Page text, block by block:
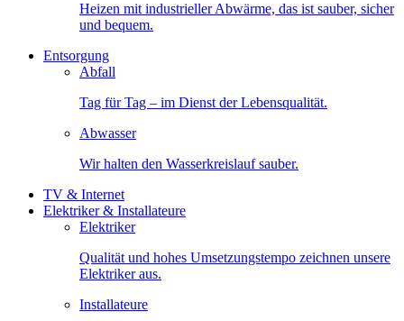
Heizen mit industrieller Abwärme, das ist sauber, sicher
und bequem.
Entsorgung
Abfall
Tag für Tag – im Dienst der Lebensqualität.
Abwasser
Wir halten den Wasserkreislauf sauber.
TV & Internet
Elektriker & Installateure
Elektriker
Qualität und hohes Umsetzungstempo zeichnen unsere
Elektriker aus.
Installateure